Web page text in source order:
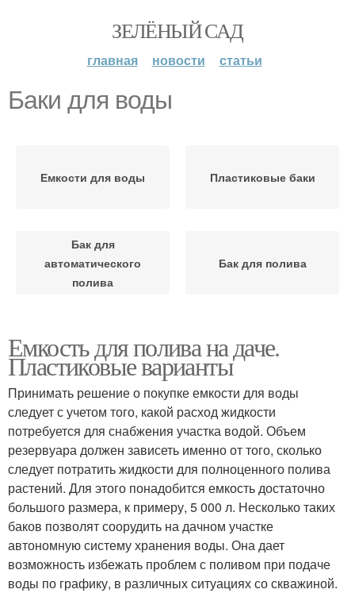
ЗЕЛЁНЫЙ САД
главная новости статьи
Баки для воды
Емкости для воды Пластиковые баки
Бак для
автоматического
полива
Бак для полива
Емкость для полива на даче.
Пластиковые варианты
Принимать решение о покупке емкости для воды
следует с учетом того, какой расход жидкости
потребуется для снабжения участка водой. Объем
резервуара должен зависеть именно от того, сколько
следует потратить жидкости для полноценного полива
растений. Для этого понадобится емкость достаточно
большого размера, к примеру, 5 000 л. Несколько таких
баков позволят соорудить на дачном участке
автономную систему хранения воды. Она дает
возможность избежать проблем с поливом при подаче
воды по графику, в различных ситуациях со скважиной.